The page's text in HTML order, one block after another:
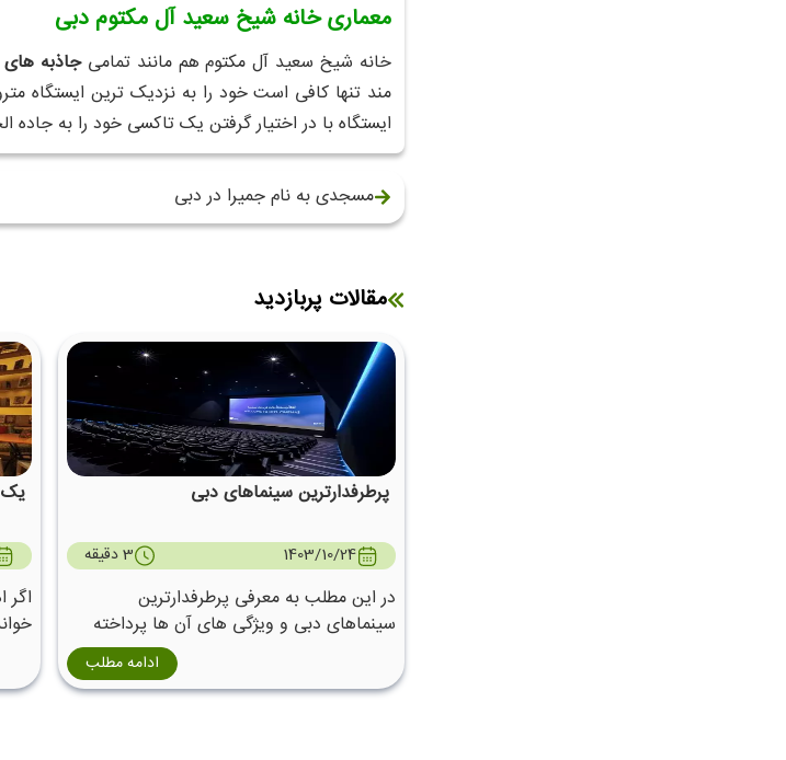
معماری خانه شیخ سعید آل مکتوم دبی
خانه شیخ سعید آل مکتوم هم مانند تمامیجاذبه
مند تنها کافی است خود را به نزدیک ترین ایستگاه
ایستگاه با در اختیار گرفتن یک تاکسی خود را به جاده
مسجدی به نام جمیرا در دبی
مقالات پربازدید
پرطرفدارترین سینماهای دبی
1403/10/24 3 دقیقه
در این مطلب به معرفی پرطرفدارترین
سینماهای دبی و ویژگی های آن ها پرداخته
ادامه مطلب
یک